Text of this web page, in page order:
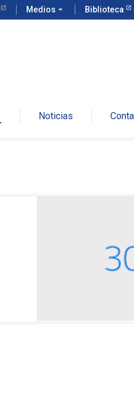
Medios arrow_drop_down Biblioteca
Noticias